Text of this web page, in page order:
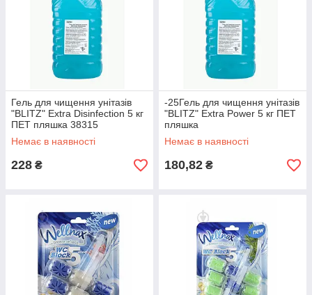
Гель для чищення унітазів
"BLITZ" Extra Disinfection 5 кг
ПЕТ пляшка 38315
Немає в наявності
228 ₴
-25Гель для чищення унітазів
"BLITZ" Extra Power 5 кг ПЕТ
пляшка
Немає в наявності
180,82 ₴